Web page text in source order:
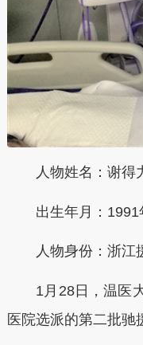
人物姓名：谢得
出生年月：1991
人物身份：浙江
1月28日，温医大
医院选派的第二批驰